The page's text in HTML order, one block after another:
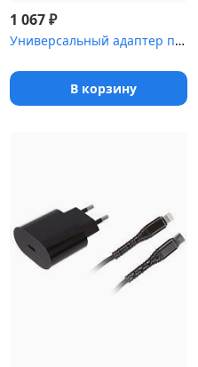
1 067₽
Универсальный адаптер питания Gembird NPA-AC5, 30Вт 8 штекеров
В корзину